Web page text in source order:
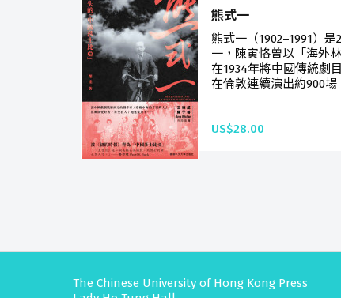
熊式一
熊式一（1902–1991）
一，陳寅恪曾以「海外
在1934年將中國傳統劇
在倫敦連續演出約900場
US$28.00
The Chinese University of Hong Kong Press